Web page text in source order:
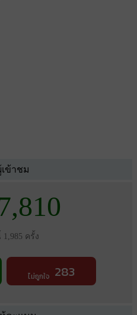
ข้าชม
ครั้ง
ไม่ถูกใจ 283